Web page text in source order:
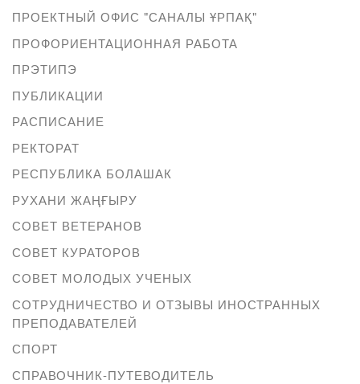
ПРОЕКТНЫЙ ОФИС "САНАЛЫ ҰРПАҚ"
ПРОФОРИЕНТАЦИОННАЯ РАБОТА
ПРЭТИПЭ
ПУБЛИКАЦИИ
РАСПИСАНИЕ
РЕКТОРАТ
РЕСПУБЛИКА БОЛАШАК
РУХАНИ ЖАҢҒЫРУ
СОВЕТ ВЕТЕРАНОВ
СОВЕТ КУРАТОРОВ
СОВЕТ МОЛОДЫХ УЧЕНЫХ
СОТРУДНИЧЕСТВО И ОТЗЫВЫ ИНОСТРАННЫХ
ПРЕПОДАВАТЕЛЕЙ
СПОРТ
СПРАВОЧНИК-ПУТЕВОДИТЕЛЬ